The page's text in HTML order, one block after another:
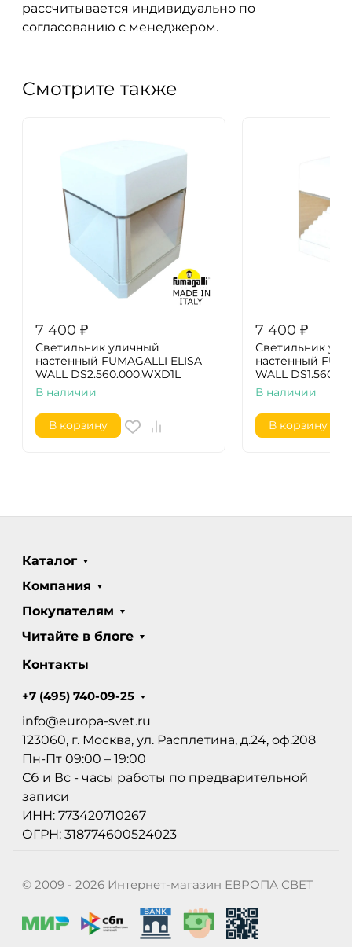
рассчитывается индивидуально по
согласованию с менеджером.
Смотрите также
7 400 ₽
Светильник уличный
настенный FUMAGALLI ELISA
WALL DS2.560.000.WXD1L
В наличии
В корзину
7 400 ₽
Светильник
настенный
WALL
В наличии
В корзину
Каталог
Компания
Покупателям
Читайте в блоге
Контакты
+7 (495) 740-09-25
info@europa-svet.ru
123060, г. Москва, ул. Расплетина, д.24, оф.208
Пн-Пт 09:00 – 19:00
Сб и Вс - часы работы по предварительной
записи
ИНН: 773420710267
ОГРН: 318774600524023
© 2009 - 2026 Интернет-магазин ЕВРОПА СВЕТ